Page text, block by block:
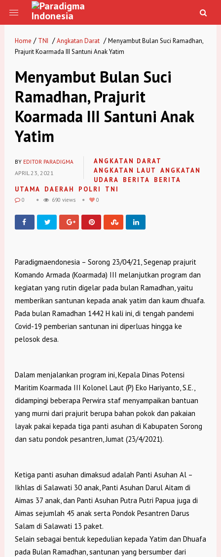
Home / TNI / Angkatan Darat / Menyambut Bulan Suci Ramadhan,
Prajurit Koarmada III Santuni Anak Yatim
Menyambut Bulan Suci
Ramadhan, Prajurit
Koarmada III Santuni Anak
Yatim
BY EDITOR PARADIGMA
APRIL 23, 2021
ANGKATAN DARAT
ANGKATAN LAUT
ANGKATAN
UDARA
BERITA
BERITA
UTAMA
DAERAH POLRI TNI
0 690 views 0
Paradigmaendonesia – Sorong 23/04/21, Segenap prajurit
Komando Armada (Koarmada) III melanjutkan program dan
kegiatan yang rutin digelar pada bulan Ramadhan, yaitu
memberikan santunan kepada anak yatim dan kaum dhuafa.
Pada bulan Ramadhan 1442 H kali ini, di tengah pandemi
Covid-19 pemberian santunan ini diperluas hingga ke
pelosok desa.
Dalam menjalankan program ini, Kepala Dinas Potensi
Maritim Koarmada III Kolonel Laut (P) Eko Hariyanto, S.E.,
didampingi beberapa Perwira staf menyampaikan bantuan
yang murni dari prajurit berupa bahan pokok dan pakaian
layak pakai kepada tiga panti asuhan di Kabupaten Sorong
dan satu pondok pesantren, Jumat (23/4/2021).
Ketiga panti asuhan dimaksud adalah Panti Asuhan Al –
Ikhlas di Salawati 30 anak, Panti Asuhan Darul Aitam di
Aimas 37 anak, dan Panti Asuhan Putra Putri Papua juga di
Aimas sejumlah 45 anak serta Pondok Pesantren Darus
Salam di Salawati 13 paket.
Selain sebagai bentuk kepedulian kepada Yatim dan Dhuafa
pada Bulan Ramadhan, santunan yang bersumber dari